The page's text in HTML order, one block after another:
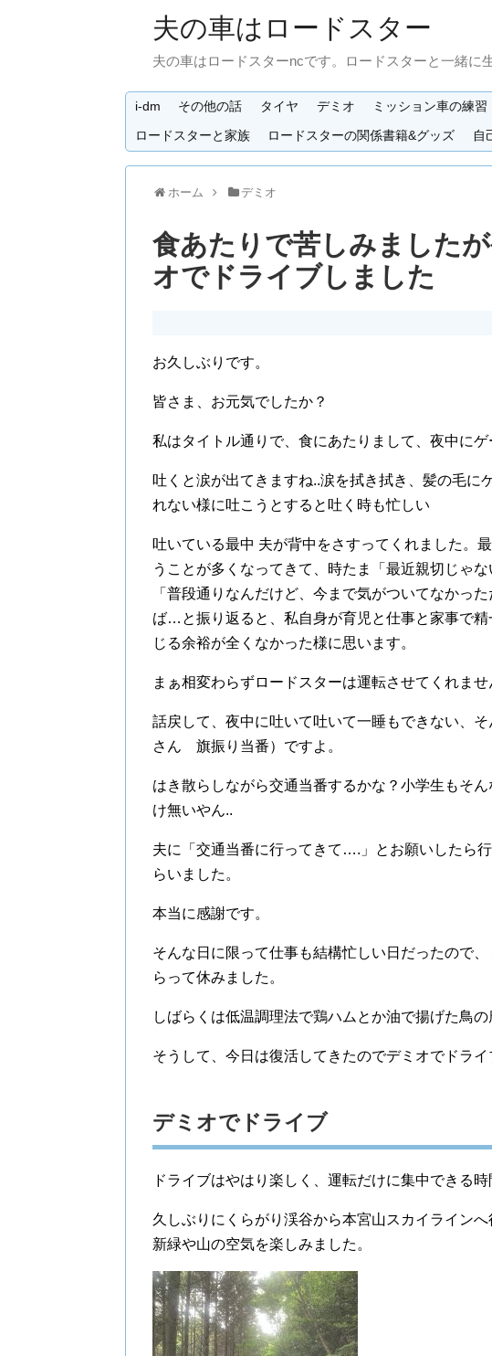
夫の車はロードスター
夫の車はロードスターncです。ロードスターと一緒に
i-dm その他の話 タイヤ デミオ ミッション車の練習
ロードスターと家族
ロードスターの関係書籍&グッズ 自
ホーム デミオ
食あたりで苦しみました
オでドライブしました
お久しぶりです。
皆さま、お元気でしたか？
私はタイトル通りで、食にあたりまして、夜中にゲ
吐くと涙が出てきますね..涙を拭き拭き、髪の毛に
れない様に吐こうとすると吐く時も忙しい
吐いている最中 夫が背中をさすってくれました。
うことが多くなってきて、時たま「最近親切じゃな
「普段通りなんだけど、今まで気がついてなかっ
ば…と振り返ると、私自身が育児と仕事と家事で精
じる余裕が全くなかった様に思います。
まぁ相変わらずロードスターは運転させてくれませ
話戻して、夜中に吐いて吐いて一睡もできない、
さん 旗振り当番）ですよ。
はき散らしながら交通当番するかな？小学生もそ
け無いやん..
夫に「交通当番に行ってきて….」とお願いしたら
らいました。
本当に感謝です。
そんな日に限って仕事も結構忙しい日だったので
らって休みました。
しばらくは低温調理法で鶏ハムとか油で揚げた鳥の
そうして、今日は復活してきたのでデミオでドライ
デミオでドライブ
ドライブはやはり楽しく、運転だけに集中できる時
久しぶりにくらがり渓谷から本宮山スカイライン
新緑や山の空気を楽しみました。